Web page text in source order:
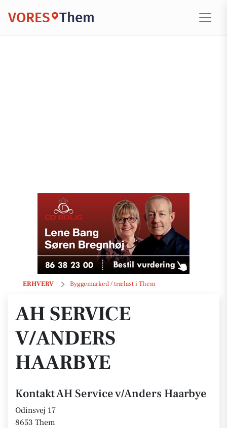
VORES Them
ERHVERV Byggemarked / trælast i Them
AH Service v/Anders Haarbye
AH SERVICE
V/ANDERS
HAARBYE
Kontakt AH Service v/Anders Haarbye
Odinsvej 17
8653 Them